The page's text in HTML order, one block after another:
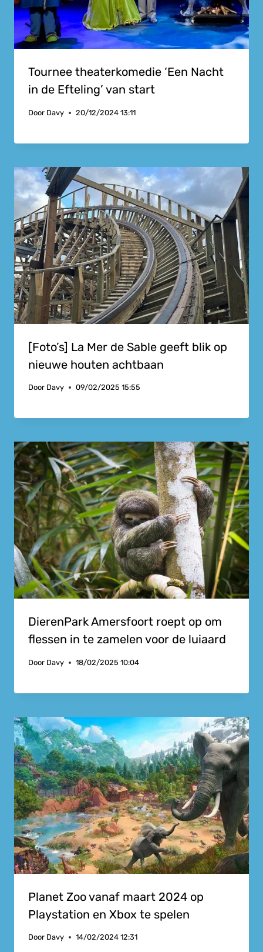
Tournee theaterkomedie ‘Een Nacht
in de Efteling’ van start
Door Davy 20/12/2024 13:11
[Foto’s] La Mer de Sable geeft blik op
nieuwe houten achtbaan
Door Davy 09/02/2025 15:55
DierenPark Amersfoort roept op om
flessen in te zamelen voor de luiaard
Door Davy 18/02/2025 10:04
Planet Zoo vanaf maart 2024 op
Playstation en Xbox te spelen
Door Davy 14/02/2024 12:31